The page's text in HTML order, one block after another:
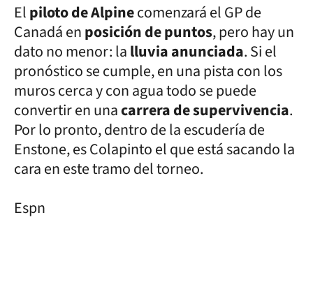
Elpiloto de Alpinecomenzará el GP de
Canadá enposición de puntos, pero hay un
dato no menor: lalluvia anunciada. Si el
pronóstico se cumple, en una pista con los
muros cerca y con agua todo se puede
convertir en unacarrera de supervivencia.
Por lo pronto, dentro de la escudería de
Enstone, es Colapinto el que está sacando la
cara en este tramo del torneo.
Espn